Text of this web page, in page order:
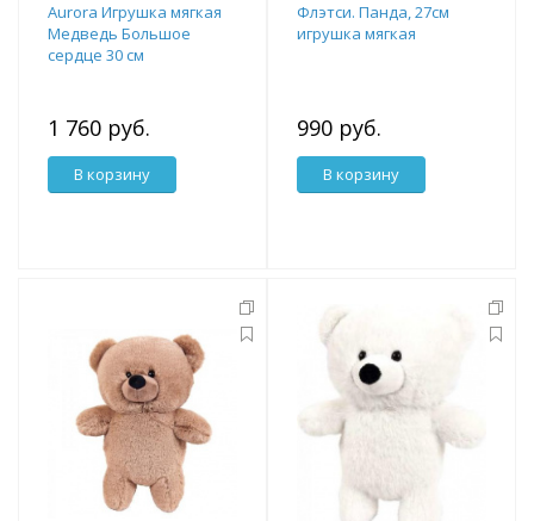
Aurora Игрушка мягкая
Медведь Большое
сердце 30 см
1 760 руб.
В корзину
Флэтси. Панда, 27см
игрушка мягкая
990 руб.
В корзину